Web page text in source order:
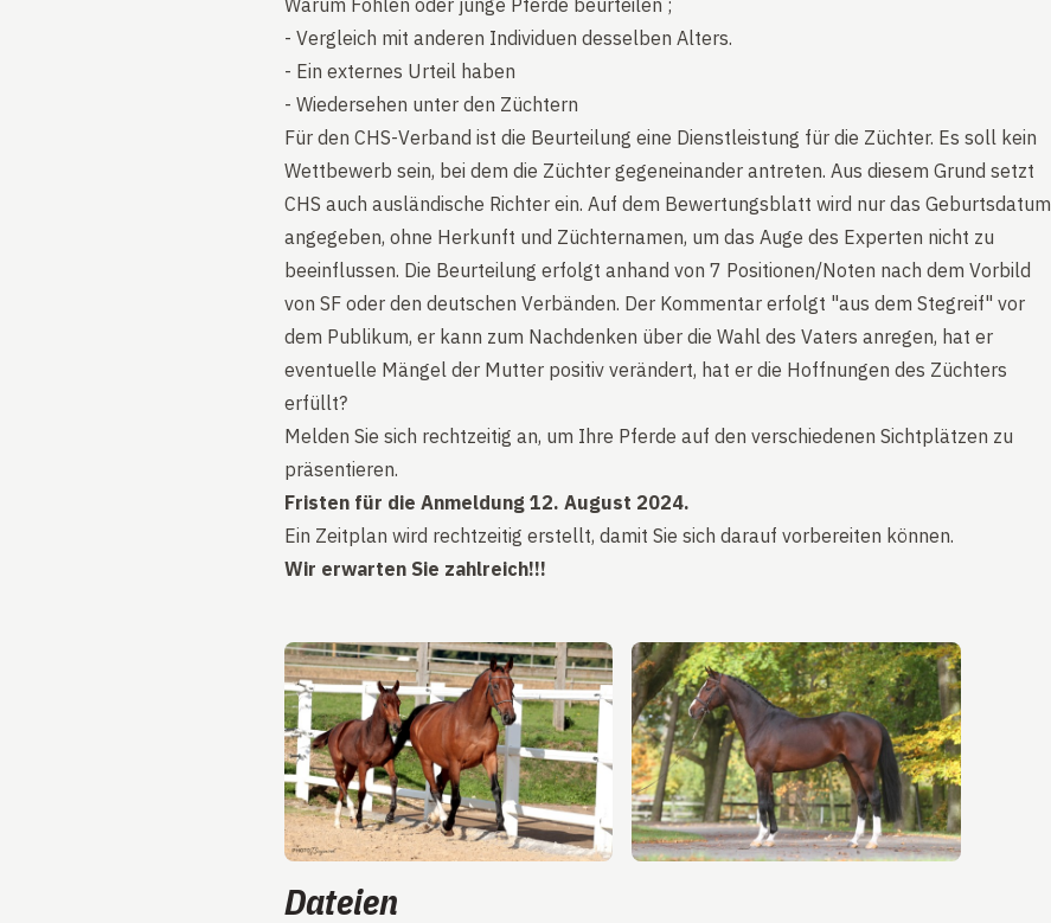
Warum Fohlen oder junge Pferde beurteilen ;
- Vergleich mit anderen Individuen desselben Alters.
- Ein externes Urteil haben
- Wiedersehen unter den Züchtern
Für den CHS-Verband ist die Beurteilung eine Dienstleistung für die Züchter. Es soll kein
Wettbewerb sein, bei dem die Züchter gegeneinander antreten. Aus diesem Grund setzt
CHS auch ausländische Richter ein. Auf dem Bewertungsblatt wird nur das Geburtsdatum
angegeben, ohne Herkunft und Züchternamen, um das Auge des Experten nicht zu
beeinflussen. Die Beurteilung erfolgt anhand von 7 Positionen/Noten nach dem Vorbild
von SF oder den deutschen Verbänden. Der Kommentar erfolgt "aus dem Stegreif" vor
dem Publikum, er kann zum Nachdenken über die Wahl des Vaters anregen, hat er
eventuelle Mängel der Mutter positiv verändert, hat er die Hoffnungen des Züchters
erfüllt?
Melden Sie sich rechtzeitig an, um Ihre Pferde auf den verschiedenen Sichtplätzen zu
präsentieren.
Fristen für die Anmeldung 12. August 2024.
Ein Zeitplan wird rechtzeitig erstellt, damit Sie sich darauf vorbereiten können.
Wir erwarten Sie zahlreich!!!
Dateien